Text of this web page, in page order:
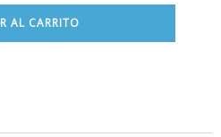
AL CARRITO